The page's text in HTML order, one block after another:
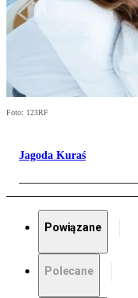
Foto: 123RF
Jagoda Kuraś
Powiązane
Polecane